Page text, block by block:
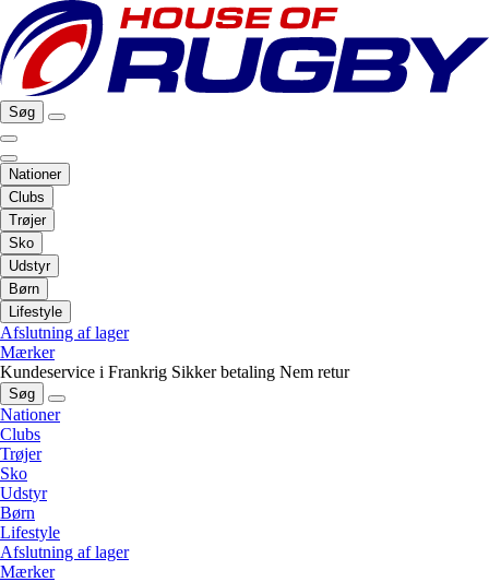
Søg
Nationer
Clubs
Trøjer
Sko
Udstyr
Børn
Lifestyle
Afslutning af lager
Mærker
Kundeservice i Frankrig Sikker betaling Nem retur
Søg
Nationer
Clubs
Trøjer
Sko
Udstyr
Børn
Lifestyle
Afslutning af lager
Mærker